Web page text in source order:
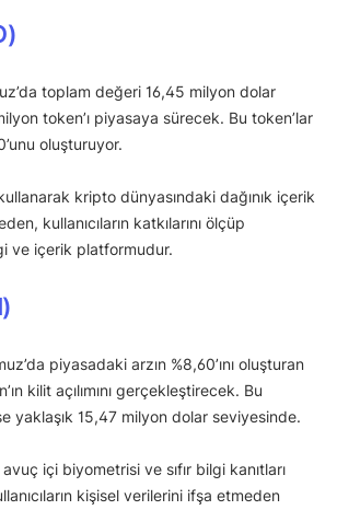
toplam değeri 16,45 milyon dolar
token’ı piyasaya sürecek. Bu token’lar
oluşturuyor.
kripto dünyasındaki dağınık içerik
kullanıcıların katkılarını ölçüp
ve içerik platformudur.
piyasadaki arzın %8,60’ını oluşturan
kilit açılımını gerçekleştirecek. Bu
yaklaşık 15,47 milyon dolar seviyesinde.
içi biyometrisi ve sıfır bilgi kanıtları
kişisel verilerini ifşa etmeden